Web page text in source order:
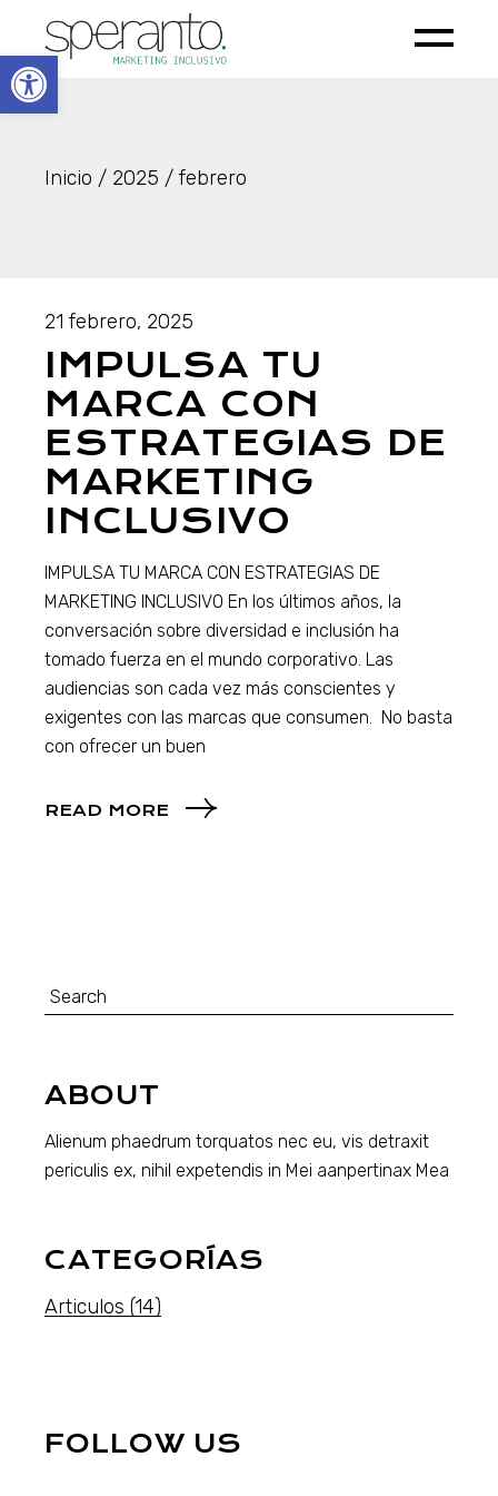
Open toolbar
content
Inicio 2025 febrero
21 febrero, 2025
IMPULSA TU
MARCA CON
ESTRATEGIAS DE
MARKETING
INCLUSIVO
IMPULSA TU MARCA CON ESTRATEGIAS DE
MARKETING INCLUSIVO En los últimos años, la
conversación sobre diversidad e inclusión ha
tomado fuerza en el mundo corporativo. Las
audiencias son cada vez más conscientes y
exigentes con las marcas que consumen. No basta
con ofrecer un buen
READ MORE
Search
for:
ABOUT
Alienum phaedrum torquatos nec eu, vis detraxit
periculis ex, nihil expetendis in Mei aanpertinax Mea
CATEGORÍAS
Articulos (14)
FOLLOW US